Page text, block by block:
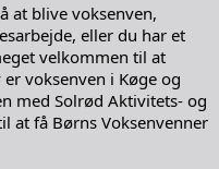
at blive voksenven,
eller du har et
velkommen til at
er voksenven i Køge og
med Solrød Aktivitets- og
at få Børns Voksenvenner